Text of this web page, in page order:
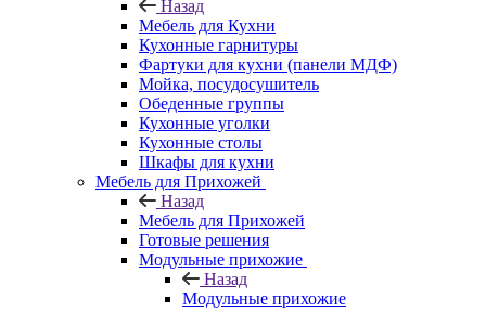
Назад
Мебель для Кухни
Кухонные гарнитуры
Фартуки для кухни (панели МДФ)
Мойка, посудосушитель
Обеденные группы
Кухонные уголки
Кухонные столы
Шкафы для кухни
Мебель для Прихожей
Назад
Мебель для Прихожей
Готовые решения
Модульные прихожие
Назад
Модульные прихожие